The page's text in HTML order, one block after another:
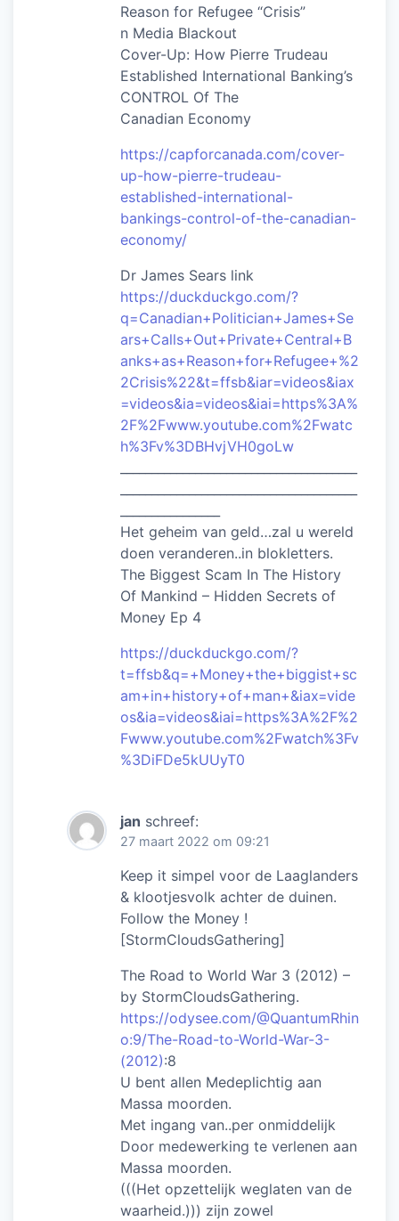
Reason for Refugee “Crisis”
n Media Blackout
Cover-Up: How Pierre Trudeau
Established International Banking’s
CONTROL Of The
Canadian Economy
https://capforcanada.com/cover-
up-how-pierre-trudeau-
established-international-
bankings-control-of-the-canadian-
economy/
Dr James Sears link
https://duckduckgo.com/?
q=Canadian+Politician+James+Se
ars+Calls+Out+Private+Central+B
anks+as+Reason+for+Refugee+%2
2Crisis%22&t=ffsb&iar=videos&iax
=videos&ia=videos&iai=https%3A%
2F%2Fwww.youtube.com%2Fwatc
h%3Fv%3DBHvjVH0goLw
Het geheim van geld…zal u wereld
doen veranderen..in blokletters.
The Biggest Scam In The History
Of Mankind – Hidden Secrets of
Money Ep 4
https://duckduckgo.com/?
t=ffsb&q=+Money+the+biggist+sc
am+in+history+of+man+&iax=vide
os&ia=videos&iai=https%3A%2F%2
Fwww.youtube.com%2Fwatch%3Fv
%3DiFDe5kUUyT0
jan schreef:
27 maart 2022 om 09:21
Keep it simpel voor de Laaglanders
& klootjesvolk achter de duinen.
Follow the Money !
[StormCloudsGathering]
The Road to World War 3 (2012) –
by StormCloudsGathering.
https://odysee.com/@QuantumRhin
o:9/The-Road-to-World-War-3-
(2012):8
U bent allen Medeplichtig aan
Massa moorden.
Met ingang van..per onmiddelijk
Door medewerking te verlenen aan
Massa moorden.
(((Het opzettelijk weglaten van de
waarheid.))) zijn zowel